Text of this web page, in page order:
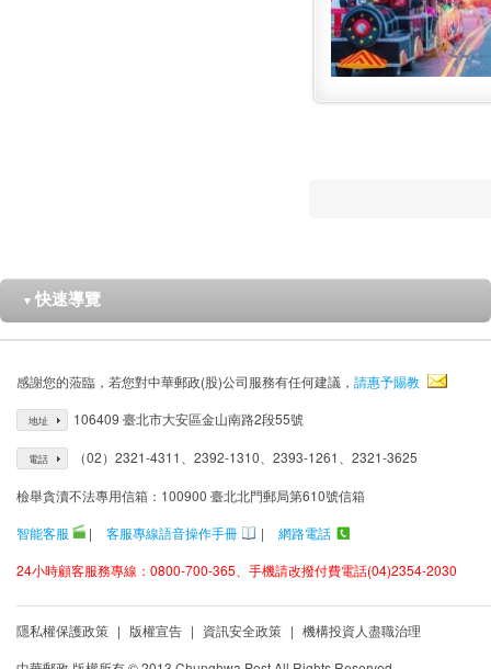
▼ 快速導覽
感謝您的蒞臨，若您對中華郵政(股)公司服務有任何建議， 請惠予賜教
地址 106409 臺北市大安區金山南路2段55號
電話 （02）2321-4311、2392-1310、2393-1261、2321-3625
檢舉貪瀆不法專用信箱：100900 臺北北門郵局第610號信箱
智能客服
| 客服專線語音操作手冊 |
網路電話
24小時顧客服務專線：0800-700-365、手機請改撥付費電話(04)2354-2030
隱私權保護政策 | 版權宣告 | 資訊安全政策 | 機構投資人盡職治理